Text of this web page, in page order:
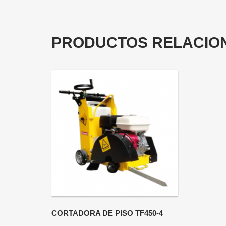
PRODUCTOS
CORTADORA DE PISO TF450-4